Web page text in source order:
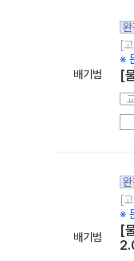
배기범
[
※
[
배기범
[
※
[